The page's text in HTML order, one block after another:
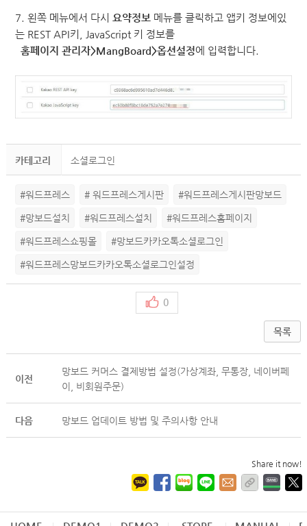
7. 왼쪽 메뉴에서 다시 요약정보 메뉴를 클릭하고 앱키 정보에있
는 REST API키, JavaScript 키 정보를
홈페이지 관리자>MangBoard>옵션설정에 입력합니다.
카테고리 소셜로그인
#워드프레스 # 워드프레스게시판 #워드프레스게시판망보드
#망보드설치 #워드프레스설치 #워드프레스홈페이지
#워드프레스쇼핑몰 #망보드카카오톡소셜로그인
#워드프레스망보드카카오톡소셜로그인설정
0
목록
이전
망보드 커머스 결제방법 설정(가상계좌, 무통장, 네이버페
이, 비회원주문)
다음 망보드 업데이트 방법 및 주의사항 안내
Share it now!